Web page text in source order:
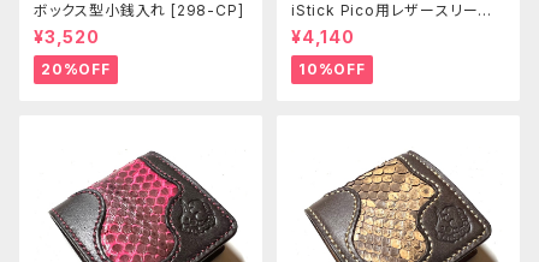
ボックス型小銭入れ [298-CP]
¥3,520
20%OFF
iStick Pico用レザースリーブ
[381-pc]
¥4,140
10%OFF